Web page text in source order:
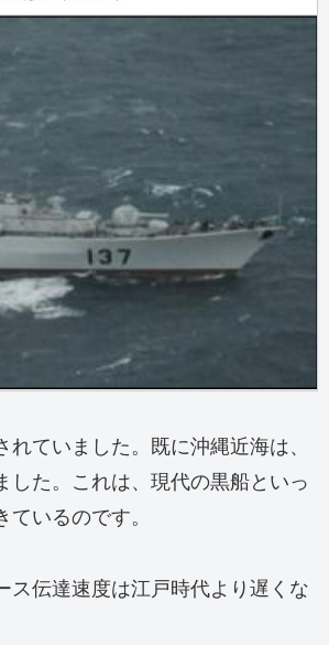
ていました。既に沖縄近海は、
た。これは、現代の黒船といっ
いるのです。
ス伝達速度は江戸時代より遅くな